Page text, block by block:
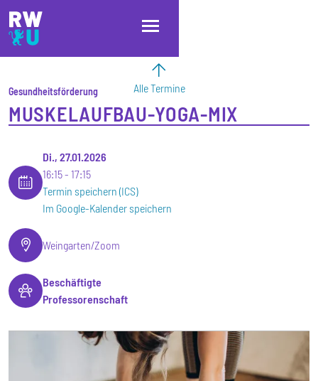
Direkt zum Inhalt
Direkt zur Hauptnavigation
Direkt zum Fußbereich
Alle Termine
Gesundheitsförderung
MUSKELAUFBAU-YOGA-MIX
Di., 27.01.2026
16:15
17:15
Termin speichern (ICS)
Im Google-Kalender speichern
Weingarten/Zoom
Beschäftigte
Professorenschaft